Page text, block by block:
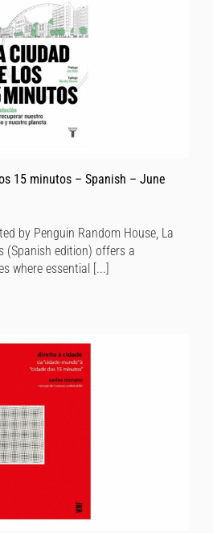
15 minutos – Spanish – June
by Penguin Random House, La
(Spanish edition) offers a
where essential [...]